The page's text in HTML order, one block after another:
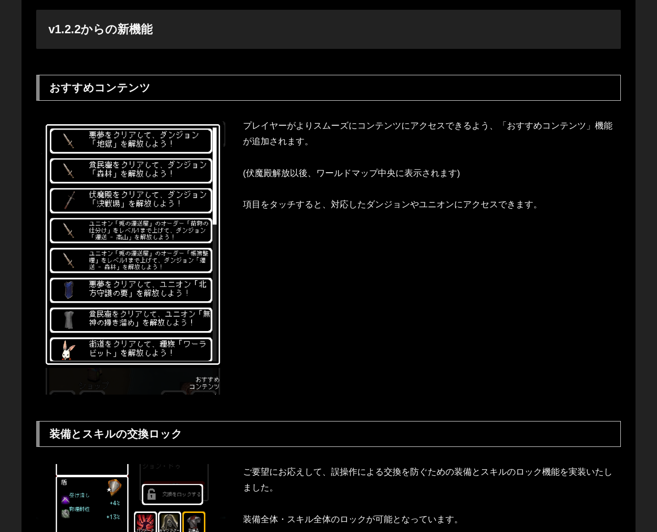
v1.2.2からの新機能
おすすめコンテンツ
プレイヤーがよりスムーズにコンテンツにアクセスできるよう、「おすすめコンテンツ」機能
が追加されます。
(伏魔殿解放以後、ワールドマップ中央に表示されます)
項目をタッチすると、対応したダンジョンやユニオンにアクセスできます。
装備とスキルの交換ロック
ご要望にお応えして、誤操作による交換を防ぐための装備とスキルのロック機能を実装いたし
ました。
装備全体・スキル全体のロックが可能となっています。